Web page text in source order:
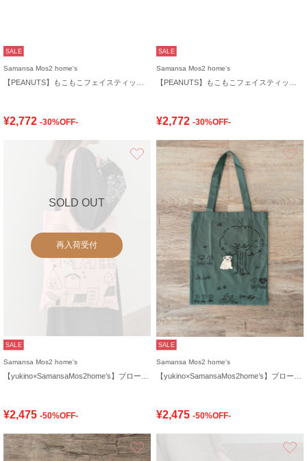
SALE
Samansa Mos2 home's
¥2,772 -30%OFF-
SALE
Samansa Mos2 home's
¥2,772 -30%OFF-
SOLD OUT
再入荷受付
お気に入り
SALE
Samansa Mos2 home's
¥2,475 -50%OFF-
SALE
Samansa Mos2 home's
¥2,475 -50%OFF-
お気に入り